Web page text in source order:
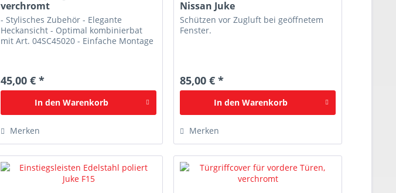
verchromt
- Stylisches Zubehör - Elegante
Heckansicht - Optimal kombinierbat
mit Art. 04SC45020 - Einfache Montage
45,00 € *
In den Warenkorb
Merken
Nissan Juke
Schützen vor Zugluft bei geöffnetem
Fenster.
85,00 € *
In den Warenkorb
Merken